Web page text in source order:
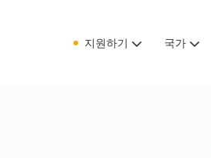
지원하기 국가